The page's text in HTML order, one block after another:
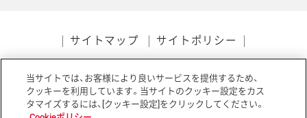
サイトマップ サイトポリシー
ソーシャルメディアポリシー アクセシビリティ
当サイトでは、お客様により良いサービスを提供するため、
クッキーを利用しています。当サイトのクッキー設定をカス
タマイズするには、[クッキー設定]をクリックしてください。